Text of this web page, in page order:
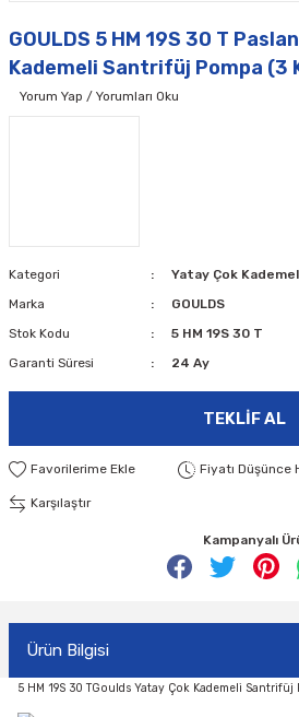
GOULDS 5 HM 19S 30 T
Kademeli Santrifüj Pompa (3
Yorum Yap / Yorumları Oku
Kategori
Yatay Çok
Marka
GOULDS
Stok Kodu
5 HM 19S 30 T
Garanti Süresi
24 Ay
TEKLIF AL
Fiyatı Düşünce
Karşılaştır
Kampanyalı
Ürün Bilgisi
5 HM 19S 30 TGoulds Yatay Çok Kademeli Santrifüj